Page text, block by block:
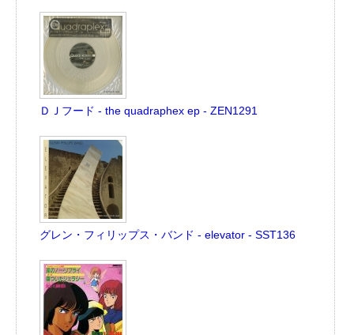
ＤＪフード - the quadraphex ep - ZEN1291
グレン・フィリップス・バンド - elevator - SST136